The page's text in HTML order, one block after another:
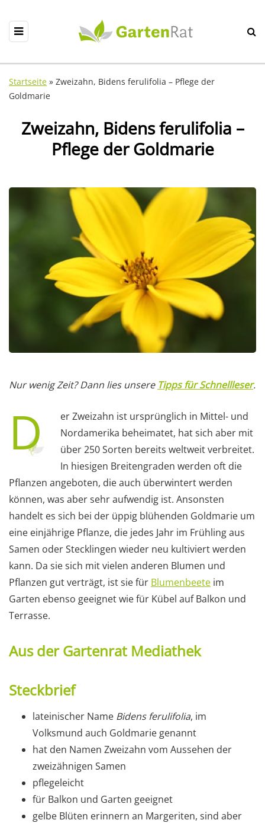
Startseite » Zweizahn, Bidens ferulifolia – Pflege der
Goldmarie
Zweizahn, Bidens ferulifolia –
Pflege der Goldmarie
Nur wenig Zeit? Dann lies unsere Tipps für Schnellleser.
D
er Zweizahn ist ursprünglich in Mittel- und
Nordamerika beheimatet, hat sich aber mit
über 250 Sorten bereits weltweit verbreitet.
In hiesigen Breitengraden werden oft die
Pflanzen angeboten, die auch überwintert werden
können, was aber sehr aufwendig ist. Ansonsten
handelt es sich bei der üppig blühenden Goldmarie um
eine einjährige Pflanze, die jedes Jahr im Frühling aus
Samen oder Stecklingen wieder neu kultiviert werden
kann. Da sie sich mit vielen anderen Blumen und
Pflanzen gut verträgt, ist sie für Blumenbeete im
Garten ebenso geeignet wie für Kübel auf Balkon und
Terrasse.
Aus der Gartenrat Mediathek
Steckbrief
lateinischer Name Bidens ferulifolia, im
Volksmund auch Goldmarie genannt
hat den Namen Zweizahn vom Aussehen der
zweizähnigen Samen
pflegeleicht
für Balkon und Garten geeignet
gelbe Blüten erinnern an Margeriten, sind aber